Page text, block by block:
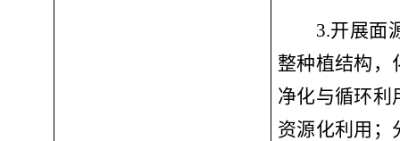
3.开展面
整种植结构，
净化与循环利
资源化利用；